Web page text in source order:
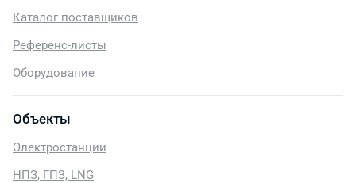
Каталог поставщиков
Референс-листы
Оборудование
Объекты
Электростанции
НПЗ, ГПЗ, LNG